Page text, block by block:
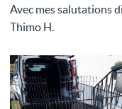
Avec mes salutations
Thimo H.